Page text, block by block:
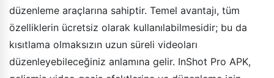
düzenleme araçlarına sahiptir. Temel avantajı, tüm
özelliklerin ücretsiz olarak kullanılabilmesidir; bu da
kısıtlama olmaksızın uzun süreli videoları
düzenleyebileceğiniz anlamına gelir. InShot Pro APK,